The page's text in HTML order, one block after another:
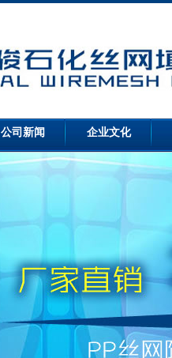
公司新闻 企业文化